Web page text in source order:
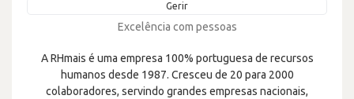
Gerir
Excelência com pessoas
A RHmais é uma empresa 100% portuguesa de recursos
humanos desde 1987. Cresceu de 20 para 2000
colaboradores, servindo grandes empresas nacionais,